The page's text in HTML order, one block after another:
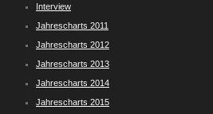
Interview
Jahrescharts 2011
Jahrescharts 2012
Jahrescharts 2013
Jahrescharts 2014
Jahrescharts 2015